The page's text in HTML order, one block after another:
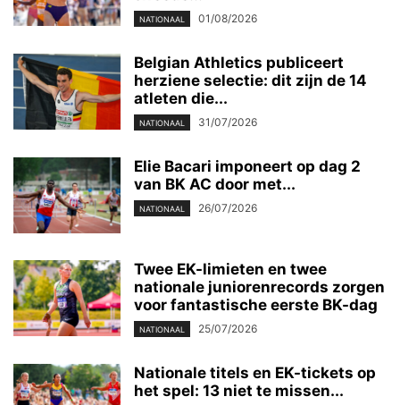
NATIONAAL 01/08/2026
Belgian Athletics publiceert
herziene selectie: dit zijn de 14
atleten die...
NATIONAAL 31/07/2026
Elie Bacari imponeert op dag 2
van BK AC door met...
NATIONAAL 26/07/2026
Twee EK-limieten en twee
nationale juniorenrecords zorgen
voor fantastische eerste BK-dag
NATIONAAL 25/07/2026
Nationale titels en EK-tickets op
het spel: 13 niet te missen...